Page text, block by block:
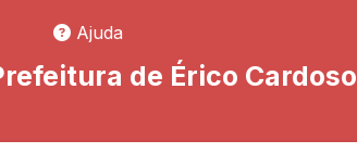
Ajuda
de Érico Cardoso